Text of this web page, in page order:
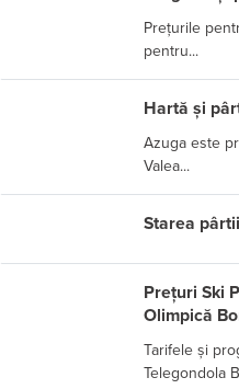
Prețurile
pentru...
Hartă și
Azuga este
Valea...
Starea
Prețuri Ski
Olimpică
Tarifele și
Telegondola